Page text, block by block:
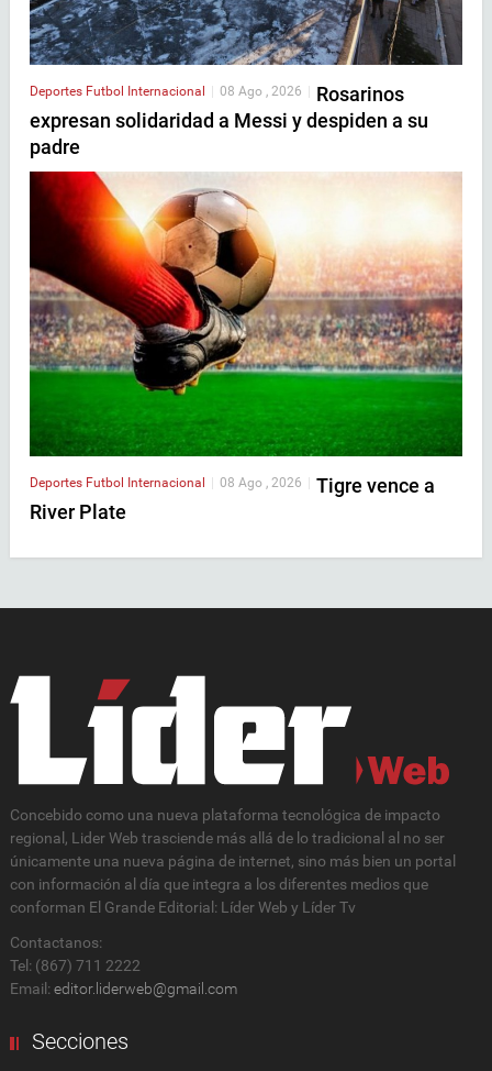
Deportes Futbol Internacional | 08 Ago , 2026 | Rosarinos
expresan solidaridad a Messi y despiden a su
padre
Deportes Futbol Internacional 08 Ago , 2026
Tigre vence a
River Plate
Concebido como una nueva plataforma tecnológica de impacto
regional, Lider Web trasciende más allá de lo tradicional al no ser
únicamente una nueva página de internet, sino más bien un portal
con información al día que integra a los diferentes medios que
conforman El Grande Editorial: Líder Web y Líder Tv
Contactanos:
Tel: (867) 711 2222
Email: editor.liderweb@gmail.com
Secciones